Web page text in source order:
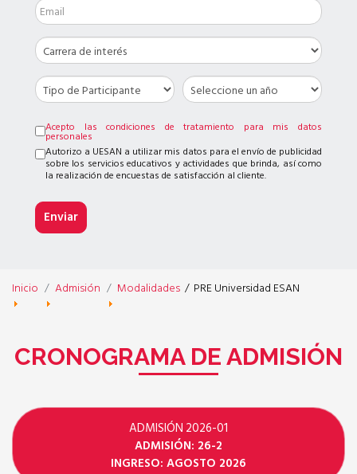
Acepto las condiciones de tratamiento para mis datos
personales
Autorizo a UESAN a utilizar mis datos para el envío de publicidad
sobre los servicios educativos y actividades que brinda, así como
la realización de encuestas de satisfacción al cliente.
Inicio Admisión Modalidades / PRE Universidad ESAN
CRONOGRAMA DE ADMISIÓN
ADMISIÓN 2026-01
ADMISIÓN: 26-2
INGRESO: AGOSTO 2026